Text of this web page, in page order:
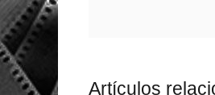
Artículos